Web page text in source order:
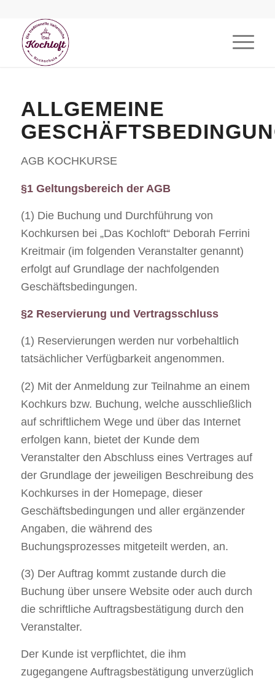
ALLGEMEINE
AGB KOCHKURSE
§1 Geltungsbereich der AGB
(1) Die Buchung und Durchführung von
Kochkursen bei „Das Kochloft“ Deborah Ferrini
Kreitmair (im folgenden Veranstalter genannt)
erfolgt auf Grundlage der nachfolgenden
Geschäftsbedingungen.
§2 Reservierung und Vertragsschluss
(1) Reservierungen werden nur vorbehaltlich
tatsächlicher Verfügbarkeit angenommen.
(2) Mit der Anmeldung zur Teilnahme an einem
Kochkurs bzw. Buchung, welche ausschließlich
auf schriftlichem Wege und über das Internet
erfolgen kann, bietet der Kunde dem
Veranstalter den Abschluss eines Vertrages auf
der Grundlage der jeweiligen Beschreibung des
Kochkurses in der Homepage, dieser
Geschäftsbedingungen und aller ergänzender
Angaben, die während des
Buchungsprozesses mitgeteilt werden, an.
(3) Der Auftrag kommt zustande durch die
Buchung über unsere Website oder auch durch
die schriftliche Auftragsbestätigung durch den
Veranstalter.
Der Kunde ist verpflichtet, die ihm
zugegangene Auftragsbestätigung unverzüglich